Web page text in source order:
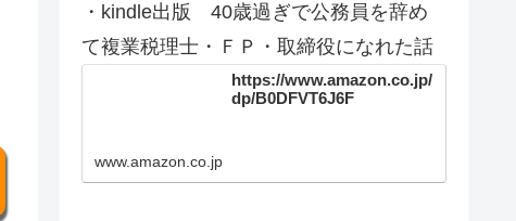
・kindle出版 40歳過ぎで公務員を辞め
て複業税理士・ＦＰ・取締役になれた話
https://www.amazon.co.jp/
dp/B0DFVT6J6F
www.amazon.co.jp